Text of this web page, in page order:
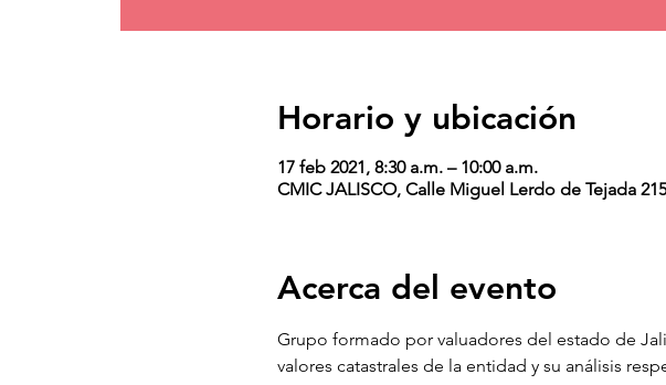
Horario y ubicación
17 feb 2021, 8:30 a.m. – 10:00 a.m.
CMIC JALISCO, Calle Miguel Lerdo de Tejada
Acerca del evento
Grupo formado por valuadores del estado de
valores catastrales de la entidad y su análisis